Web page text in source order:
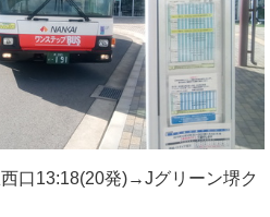
口13:18(20発)→Jグリーン堺ク